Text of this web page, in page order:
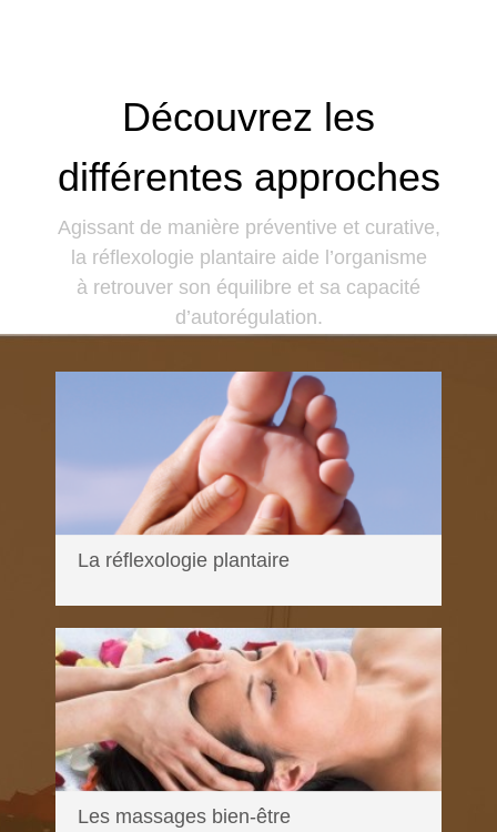
Découvrez les
différentes approches
Agissant de manière préventive et curative,
la réflexologie plantaire aide l’organisme
à retrouver son équilibre et sa capacité
d’autorégulation.
La réflexologie plantaire
En savoir plus...
Les massages bien-être